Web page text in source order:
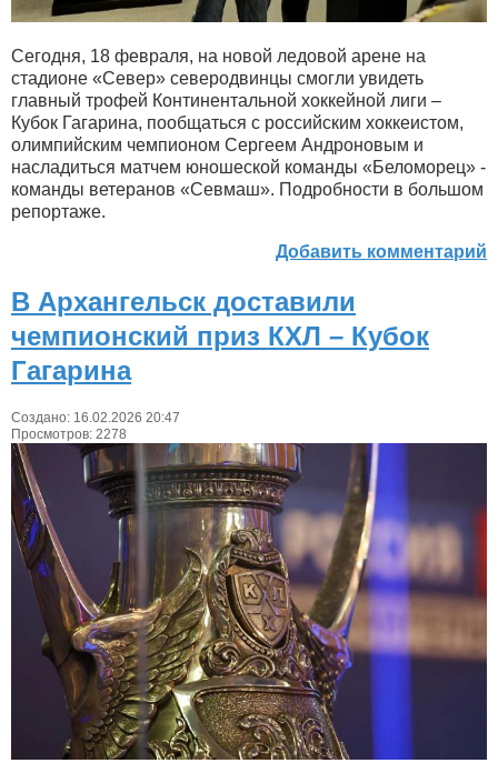
Сегодня, 18 февраля, на новой ледовой арене на
стадионе «Север» северодвинцы смогли увидеть
главный трофей Континентальной хоккейной лиги –
Кубок Гагарина, пообщаться с российским хоккеистом,
олимпийским чемпионом Сергеем Андроновым и
насладиться матчем юношеской команды «Беломорец» -
команды ветеранов «Севмаш». Подробности в большом
репортаже.
Добавить комментарий
В Архангельск доставили
чемпионский приз КХЛ – Кубок
Гагарина
Создано: 16.02.2026 20:47
Просмотров: 2278